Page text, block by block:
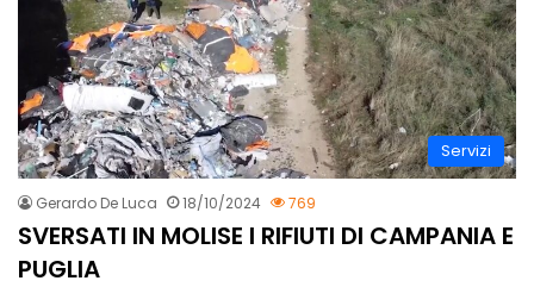
Servizi
Gerardo De Luca 18/10/2024 769
SVERSATI IN MOLISE I RIFIUTI DI CAMPANIA E
PUGLIA